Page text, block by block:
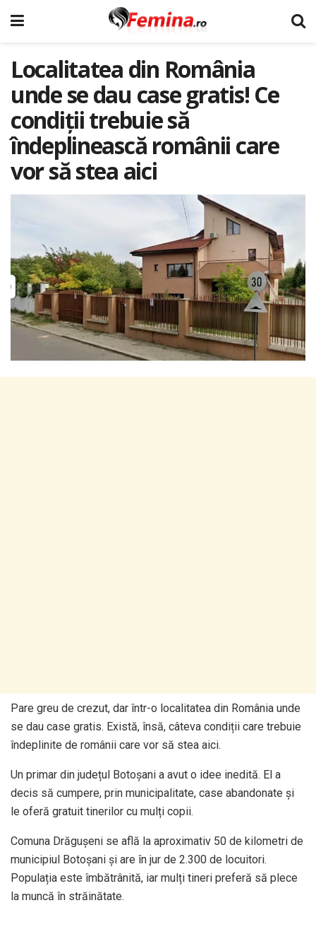
Localitatea din România
unde se dau case gratis! Ce
condiții trebuie să
îndeplinească românii care
vor să stea aici
Pare greu de crezut, dar într-o localitatea din România unde
se dau case gratis. Există, însă, câteva condiții care trebuie
îndeplinite de românii care vor să stea aici.
Un primar din județul Botoșani a avut o idee inedită. El a
decis să cumpere, prin municipalitate, case abandonate și
le oferă gratuit tinerilor cu mulți copii.
Comuna Drăgușeni se află la aproximativ 50 de kilometri de
municipiul Botoșani și are în jur de 2.300 de locuitori.
Populația este îmbătrânită, iar mulți tineri preferă să plece
la muncă în străinătate.